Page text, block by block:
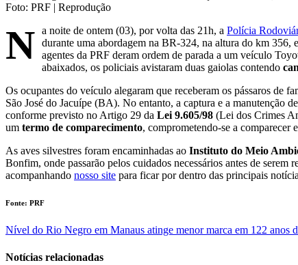
Foto: PRF | Reprodução
N a noite de ontem (03), por volta das 21h, a Polícia
durante uma abordagem na BR-324, na altura do km
agentes da PRF deram ordem de parada a um veículo
abaixados, os policiais avistaram duas gaiolas contendo
Os ocupantes do veículo alegaram que receberam os pássaros de
São José do Jacuípe (BA). No entanto, a captura e a manutenção
conforme previsto no Artigo 29 da Lei 9.605/98 (Lei dos Crimes
um termo de comparecimento, comprometendo-se a comparecer
As aves silvestres foram encaminhadas ao Instituto do Meio
Bonfim, onde passarão pelos cuidados necessários antes de serem
acompanhando nosso site para ficar por dentro das principais
Fonte: PRF
Navegação
de
Nível do Rio Negro em Manaus atinge menor marca em 122 anos
Notícias relacionadas